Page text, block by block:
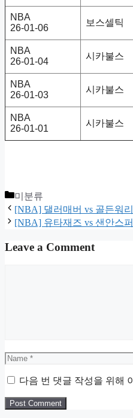
NBA
26-01-06
보스셀틱
NBA
26-01-04
시카불스
NBA
26-01-03
시카불스
NBA
26-01-01
시카불스
Categories
미분류
[NBA] 댈러매버 vs 골든워
[NBA] 유타재즈 vs 샌안스
Leave a Comment
Name
다음 번 댓글 작성을 위해